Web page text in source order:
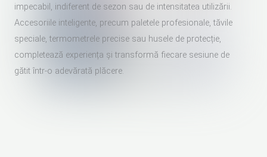
impecabil, indiferent de sezon sau de intensitatea utilizării.
Accesoriile inteligente, precum paletele profesionale, tăvile
speciale, termometrele precise sau husele de protecție,
completează experiența și transformă fiecare sesiune de
gătit într-o adevărată plăcere.